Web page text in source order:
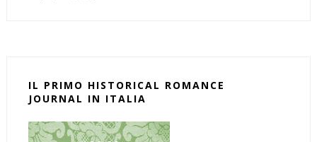
IL PRIMO HISTORICAL ROMANCE
JOURNAL IN ITALIA